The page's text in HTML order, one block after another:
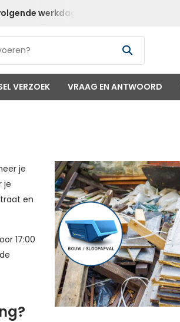
werkdag
VERZOEK VRAAG EN ANTWOORD
je
je
en
17:00